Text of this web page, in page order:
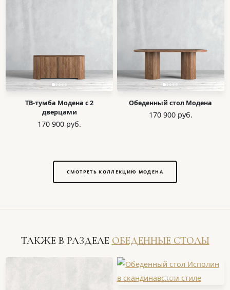
ТВ-тумба Модена с 2
дверцами
170 900 руб.
Обеденный стол Модена
170 900 руб.
СМОТРЕТЬ КОЛЛЕКЦИЮ МОДЕНА
ТАКЖЕ В РАЗДЕЛЕ ОБЕДЕННЫЕ СТОЛЫ